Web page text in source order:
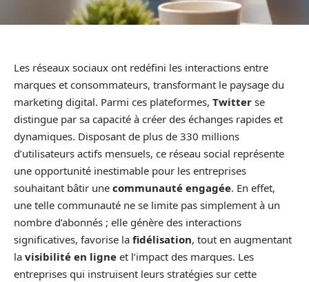
Les réseaux sociaux ont redéfini les interactions entre
marques et consommateurs, transformant le paysage du
marketing digital. Parmi ces plateformes, Twitter se
distingue par sa capacité à créer des échanges rapides et
dynamiques. Disposant de plus de 330 millions
d’utilisateurs actifs mensuels, ce réseau social représente
une opportunité inestimable pour les entreprises
souhaitant bâtir une communauté engagée. En effet,
une telle communauté ne se limite pas simplement à un
nombre d’abonnés ; elle génère des interactions
significatives, favorise la fidélisation, tout en augmentant
la visibilité en ligne et l’impact des marques. Les
entreprises qui instruisent leurs stratégies sur cette